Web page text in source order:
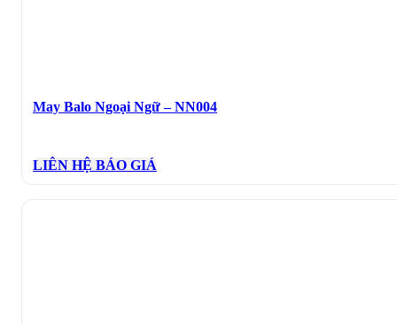
May Balo Ngoại Ngữ – NN004
LIÊN HỆ BÁO GIÁ